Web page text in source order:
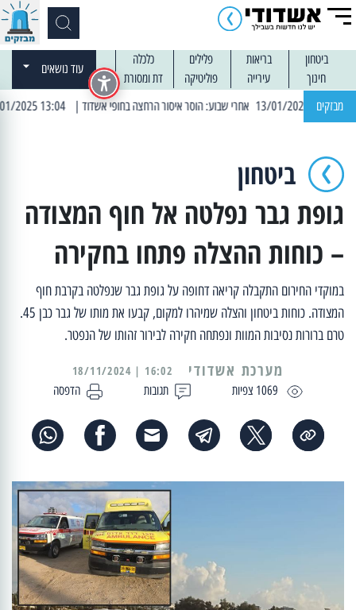
ביטחון בריאות פלילים
כלכלה
חינוך
עירייה פוליטיקה דת ומסורת
עוד נושאים
מבזקים | 13:04 14/01/2025 עובדים בלילות: עבודות קרצוף וריבוד אספלט
ביטחון
גופת גבר נפלטה אל חוף המצודה
– כוחות ההצלה פתחו בחקירה
במוקדי החירום התקבלה קריאה דחופה על גופת גבר שנפלטה בקרבת חוף
המצודה. כוחות ביטחון והצלה שמיהרו למקום, קבעו את מותו של גבר כבן 45.
טרם ברורות נסיבות המוות ונפתחה חקירה לבירור זהותו של הנפטר.
1069 צפיות תגובות הדפסה
מערכת אשדודי 16:02 | 18/11/2024